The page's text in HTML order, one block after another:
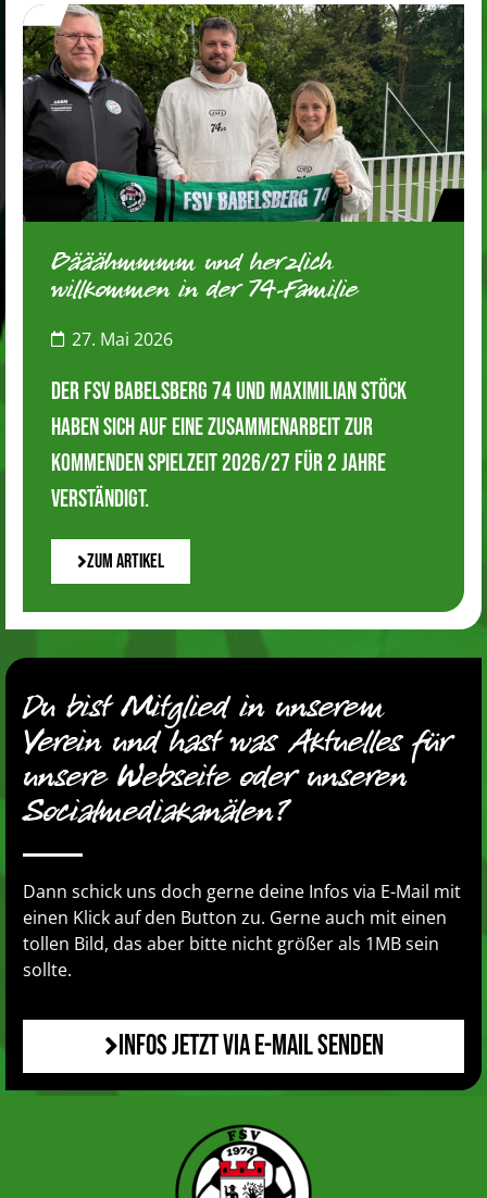
Bääähmmmm und herzlich
willkommen in der 74-Familie
27. Mai 2026
Der FSV Babelsberg 74 und Maximilian Stöck
haben sich auf eine Zusammenarbeit zur
kommenden Spielzeit 2026/27 für 2 Jahre
verständigt.
Zum Artikel
Du bist Mitglied in unserem
Verein und hast was Aktuelles für
unsere Webseite oder unseren
Socialmediakanälen?
Dann schick uns doch gerne deine Infos via E-Mail mit
einen Klick auf den Button zu. Gerne auch mit einen
tollen Bild, das aber bitte nicht größer als 1MB sein
sollte.
Infos jetzt via E-Mail senden